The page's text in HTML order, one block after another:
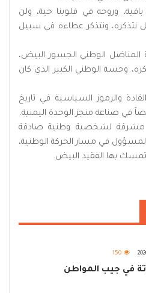
وروحه في قلوبنا حية، ولن
نتذكره، ونتذكر عطاءه في سبيل
المناضل الوطني الجسور البيض،
وحسه الوطني الكبير الذي كان
والرموز السياسية في تاريخ
في صناعة منجز الوحدة اليمنية.
مشرقة لشخصية وطنية صادقة
في مسار الحركة الوطنية،
تمسك بها الفقيد البيض.
150
في جيب المواطن